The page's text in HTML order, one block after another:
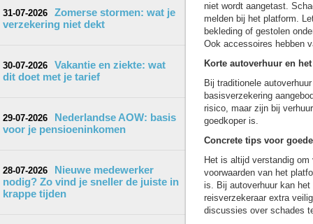
31-07-2026
Zomerse stormen: wat je
verzekering niet dekt
30-07-2026
Vakantie en ziekte: wat
dit doet met je tarief
29-07-2026
Nederlandse AOW: basis
voor je pensioeninkomen
28-07-2026
Nieuwe medewerker
nodig? Zo vind je sneller de juiste in
krappe tijden
niet wordt aangetast.
melden bij het platform.
bekleding of gestolen
Ook accessoires hebben
Korte autoverhuur en
Bij traditionele
basisverzekering
risico, maar zijn bij
goedkoper is.
Concrete tips voor
Het is altijd verstandig
voorwaarden van het
is. Bij autoverhuur kan
reisverzekeraar extra
discussies over schades